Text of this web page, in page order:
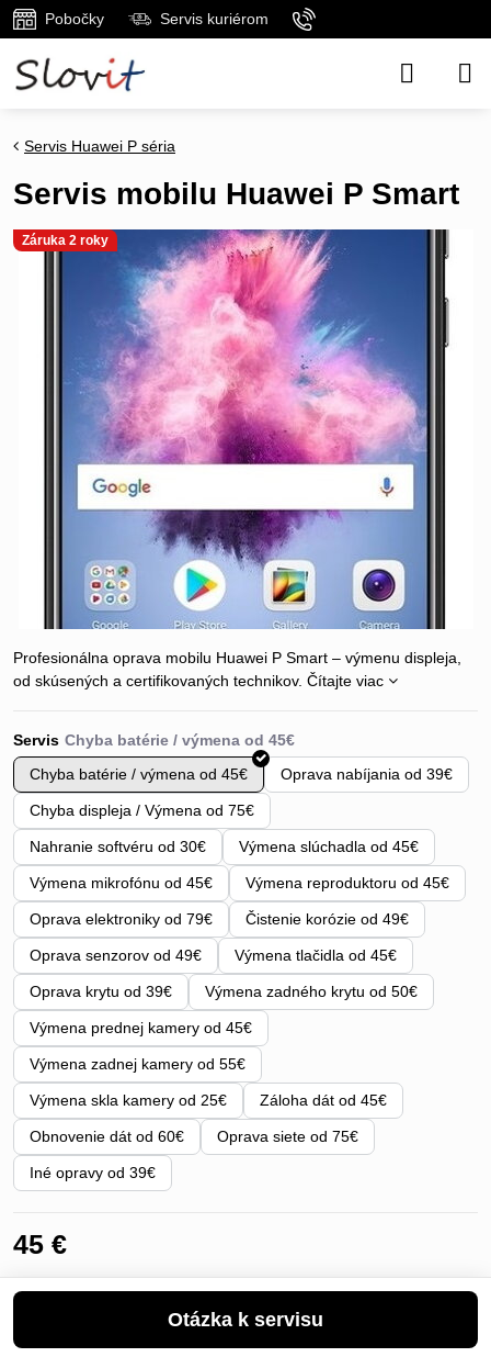
Pobočky Servis kuriérom
Záruka 2 roky
Servis Huawei P séria
Servis mobilu Huawei P Smart
Profesionálna oprava mobilu Huawei P Smart – výmenu displeja,
od skúsených a certifikovaných technikov. Čítajte viac
Servis
Chyba batérie / výmena od 45€
Oprava nabíjania od 39€
Chyba displeja / Výmena od 75€
Nahranie softvéru od 30€ Výmena slúchadla od 45€
Výmena mikrofónu od 45€ Výmena reproduktoru od 45€
Oprava elektroniky od 79€ Čistenie korózie od 49€
Oprava senzorov od 49€ Výmena tlačidla od 45€
Oprava krytu od 39€ Výmena zadného krytu od 50€
Výmena prednej kamery od 45€
Výmena zadnej kamery od 55€
Výmena skla kamery od 25€ Záloha dát od 45€
Obnovenie dát od 60€ Oprava siete od 75€
Iné opravy od 39€
45 €